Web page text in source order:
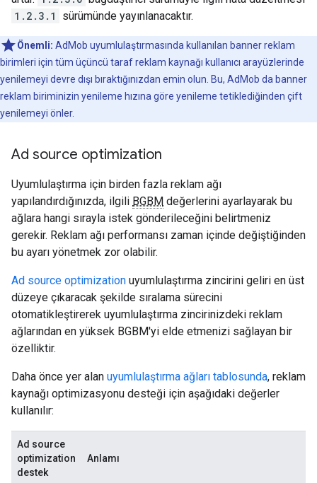
1.2.3.1
sürümünde yayınlanacaktır.
Önemli: AdMob uyumlulaştırmasında kullanılan banner reklam
birimleri için tüm üçüncü taraf reklam kaynağı kullanıcı arayüzlerinde
yenilemeyi devre dışı bıraktığınızdan emin olun. Bu, AdMob da banner
reklam biriminizin yenileme hızına göre yenileme tetiklediğinden çift
yenilemeyi önler.
Ad source optimization
Uyumlulaştırma için birden fazla reklam ağı
yapılandırdığınızda, ilgili BGBM değerlerini ayarlayarak bu
ağlara hangi sırayla istek gönderileceğini belirtmeniz
gerekir. Reklam ağı performansı zaman içinde değiştiğinden
bu ayarı yönetmek zor olabilir.
Ad source optimization uyumlulaştırma zincirini geliri en üst
düzeye çıkaracak şekilde sıralama sürecini
otomatikleştirerek uyumlulaştırma zincirinizdeki reklam
ağlarından en yüksek BGBM'yi elde etmenizi sağlayan bir
özelliktir.
Daha önce yer alan uyumlulaştırma ağları tablosunda, reklam
kaynağı optimizasyonu desteği için aşağıdaki değerler
kullanılır:
Ad source
optimization
destek
Anlamı